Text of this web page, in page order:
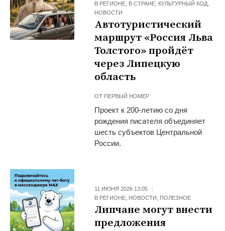
В РЕГИОНЕ, В СТРАНЕ, КУЛЬТУРНЫЙ КОД,
НОВОСТИ
Автотуристический
маршрут «Россия Льва
Толстого» пройдёт
через Липецкую
область
ОТ ПЕРВЫЙ НОМЕР
Проект к 200-летию со дня
рождения писателя объединяет
шесть субъектов Центральной
России.
11 ИЮНЯ 2026 13:05
В РЕГИОНЕ, НОВОСТИ , ПОЛЕЗНОЕ
Липчане могут внести
предложения